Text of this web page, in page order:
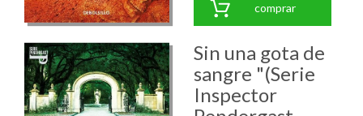
comprar
Sin una gota de
sangre "(Serie
Inspector